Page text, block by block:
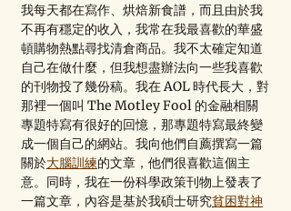
我每天都在寫作、烘焙新食譜，而且由於我
不再有穩定的收入，我常在我最喜歡的華盛
頓購物熱點尋找清倉商品。我不太確定知道
自己在做什麼，但我想盡辦法向一些我喜歡
的刊物投了幾份稿。我在 AOL 時代長大，對
那裡一個叫 The Motley Fool 的金融相關
專題特寫有很好的回憶，那專題特寫最終變
成一個自己的網站。我向他們自薦撰寫一篇
關於大腦訓練的文章，他們很喜歡這個主
意。同時，我在一份科學政策刊物上發表了
一篇文章，內容是基於我碩士研究貧困對神